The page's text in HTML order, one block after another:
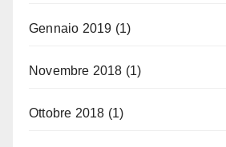
Gennaio 2019 (1)
Novembre 2018 (1)
Ottobre 2018 (1)